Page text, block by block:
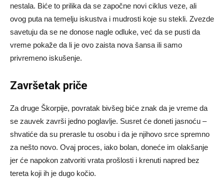
nestala. Biće to prilika da se započne novi ciklus veze, ali
ovog puta na temelju iskustva i mudrosti koje su stekli. Zvezde
savetuju da se ne donose nagle odluke, već da se pusti da
vreme pokaže da li je ovo zaista nova šansa ili samo
privremeno iskušenje.
Završetak priče
Za druge Škorpije, povratak bivšeg biće znak da je vreme da
se zauvek završi jedno poglavlje. Susret će doneti jasnoću –
shvatiće da su prerasle tu osobu i da je njihovo srce spremno
za nešto novo. Ovaj proces, iako bolan, doneće im olakšanje
jer će napokon zatvoriti vrata prošlosti i krenuti napred bez
tereta koji ih je dugo kočio.